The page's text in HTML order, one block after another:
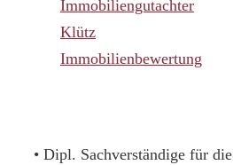
Immobiliengutachter
Klütz
Immobilienbewertung
• Dipl. Sachverständige für die